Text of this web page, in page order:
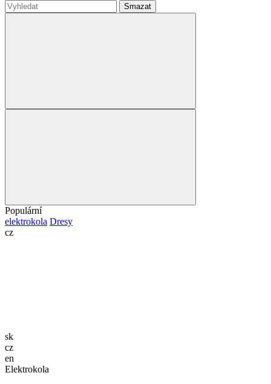
Smazat
Populární
elektrokola Dresy
cz
sk
cz
en
Elektrokola